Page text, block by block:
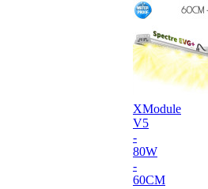
XModule
V5
-
80W
-
60CM